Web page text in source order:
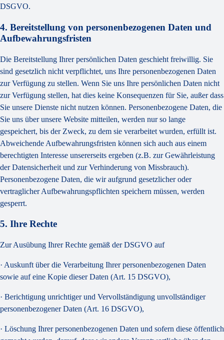
DSGVO.
4. Bereitstellung von personenbezogenen Daten und
Aufbewahrungsfristen
Die Bereitstellung Ihrer persönlichen Daten geschieht freiwillig. Sie
sind gesetzlich nicht verpflichtet, uns Ihre personenbezogenen Daten
zur Verfügung zu stellen. Wenn Sie uns Ihre persönlichen Daten nicht
zur Verfügung stellen, hat dies keine Konsequenzen für Sie, außer dass
Sie unsere Dienste nicht nutzen können. Personenbezogene Daten, die
Sie uns über unsere Website mitteilen, werden nur so lange
gespeichert, bis der Zweck, zu dem sie verarbeitet wurden, erfüllt ist.
Abweichende Aufbewahrungsfristen können sich auch aus einem
berechtigten Interesse unsererseits ergeben (z.B. zur Gewährleistung
der Datensicherheit und zur Verhinderung von Missbrauch).
Personenbezogene Daten, die wir aufgrund gesetzlicher oder
vertraglicher Aufbewahrungspflichten speichern müssen, werden
gesperrt.
5. Ihre Rechte
Zur Ausübung Ihrer Rechte gemäß der DSGVO auf
· Auskunft über die Verarbeitung Ihrer personenbezogenen Daten
sowie auf eine Kopie dieser Daten (Art. 15 DSGVO),
· Berichtigung unrichtiger und Vervollständigung unvollständiger
personenbezogener Daten (Art. 16 DSGVO),
· Löschung Ihrer personenbezogenen Daten und sofern diese öffentlich